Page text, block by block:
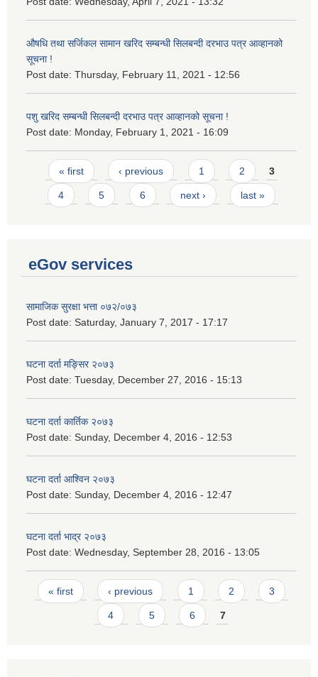
औषधि तथा सर्जिकल सामान खरिद सम्बन्धी सिलबन्दी दरभाउ पत्र आव्हानको
सूचना !
Post date: Thursday, February 11, 2021 - 12:56
पशु खरिद सम्बन्धी सिलबन्दी दरभाउ पत्र आव्हानको सूचना !
Post date: Monday, February 1, 2021 - 16:09
Pages
« first ‹ previous 1 2 3
4 5 6 next › last »
eGov services
सामाजिक सुरक्षा भत्ता ०७२/०७३
Post date: Saturday, January 7, 2017 - 17:17
घटना दर्ता मङ्सिर २०७३
Post date: Tuesday, December 27, 2016 - 15:13
घटना दर्ता कार्तिक २०७३
Post date: Sunday, December 4, 2016 - 12:53
घटना दर्ता आश्विन २०७३
Post date: Sunday, December 4, 2016 - 12:47
घटना दर्ता भाद्र २०७३
Post date: Wednesday, September 28, 2016 - 13:05
Pages
« first ‹ previous 1 2 3
4 5 6 7